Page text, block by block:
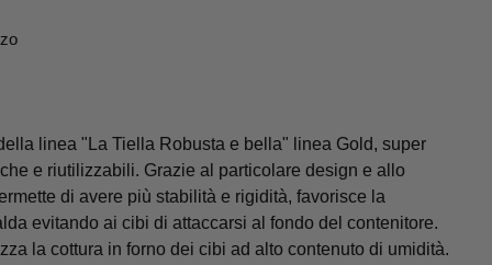
linea "La Tiella Robusta e bella" linea Gold, super
e riutilizzabili. Grazie al particolare design e allo
di avere più stabilità e rigidità, favorisce la
evitando ai cibi di attaccarsi al fondo del contenitore.
la cottura in forno dei cibi ad alto contenuto di umidità.